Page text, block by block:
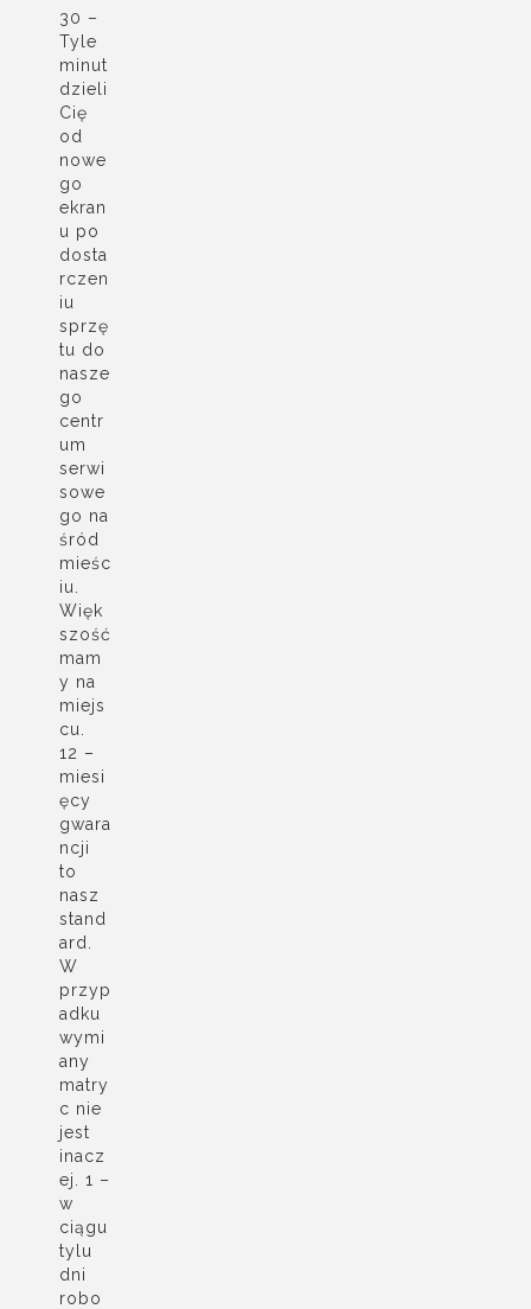
30 –
Tyle
minut
dzieli
Cię
od
nowe
go
ekran
u po
dosta
rczen
iu
sprzę
tu do
nasze
go
centr
um
serwi
sowe
go na
śród
mieśc
iu.
Więk
szość
mam
y na
miejs
cu.
12 –
miesi
ęcy
gwara
ncji
to
nasz
stand
ard.
W
przyp
adku
wymi
any
matry
c nie
jest
inacz
ej. 1 –
w
ciągu
tylu
dni
robo